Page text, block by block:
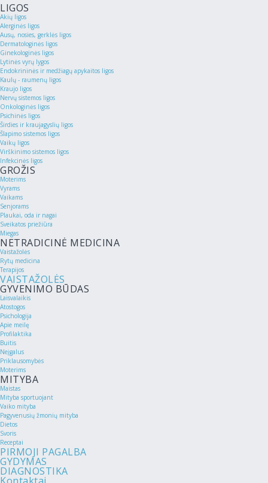
LIGOS
Akių ligos
Alerginės ligos
Ausų, nosies, gerklės ligos
Dermatologinės ligos
Ginekologinės ligos
Lytinės vyrų lygos
Endokrininės ir medžiagų apykaitos ligos
Kaulų - raumenų ligos
Kraujo ligos
Nervų sistemos ligos
Onkologinės ligos
Psichinės ligos
Širdies ir kraujagyslių ligos
Šlapimo sistemos ligos
Vaikų ligos
Virškinimo sistemos ligos
Infekcinės ligos
GROŽIS
Moterims
Vyrams
Vaikams
Senjorams
Plaukai, oda ir nagai
Sveikatos priežiūra
Miegas
NETRADICINĖ MEDICINA
Vaistažolės
Rytų medicina
Terapijos
VAISTAŽOLĖS
GYVENIMO BŪDAS
Laisvalaikis
Atostogos
Psichologija
Apie meilę
Profilaktika
Buitis
Neįgalus
Priklausomybės
Moterims
MITYBA
Maistas
Mityba sportuojant
Vaiko mityba
Pagyvenusių žmonių mityba
Dietos
Svoris
Receptai
PIRMOJI PAGALBA
GYDYMAS
DIAGNOSTIKA